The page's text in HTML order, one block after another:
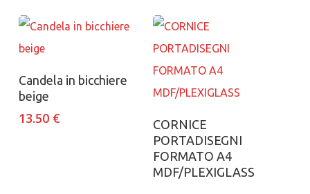
Aggiungi al carrello
Candela in bicchiere
beige
13.50 € Aggiungi al carrello
CORNICE
PORTADISEGNI
FORMATO A4
MDF/PLEXIGLASS